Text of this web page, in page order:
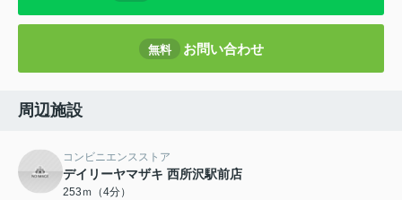
無料 お問い合わせ
周辺施設
コンビニエンスストア
デイリーヤマザキ 西所沢駅前店
253ｍ（4分）